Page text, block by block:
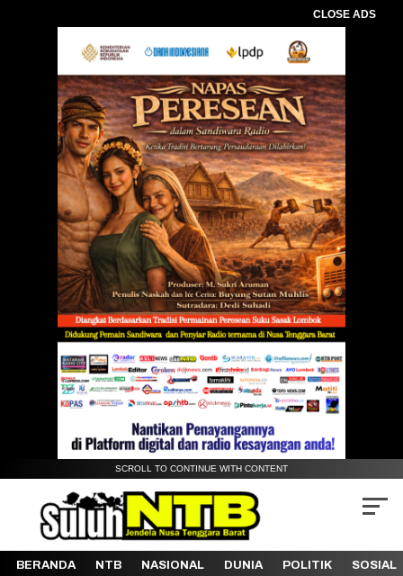
CLOSE ADS
SCROLL TO CONTINUE WITH CONTENT
BERANDA NTB NASIONAL DUNIA POLITIK SOSIAL